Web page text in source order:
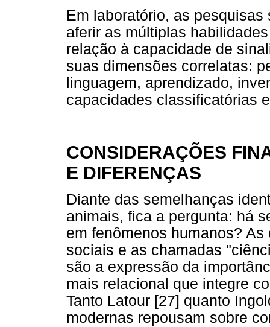
Em laboratório, as
aferir as múltiplas
relação à capacidade de
suas dimensões correlatas:
linguagem, aprendizado,
capacidades classificatórias
CONSIDERAÇÕES
E DIFERENÇAS
Diante das semelhanças
animais, fica a pergunta: há
em fenômenos humanos?
sociais e as chamadas
são a expressão da
mais relacional que integre
Tanto Latour [27] quanto
modernas repousam sobre